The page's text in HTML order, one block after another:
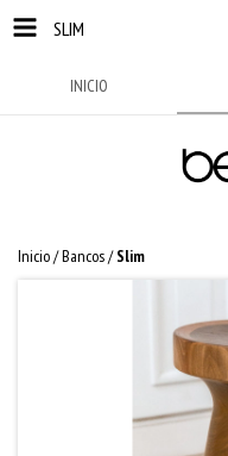
SLIM
INICIO
Inicio/Bancos/ Slim